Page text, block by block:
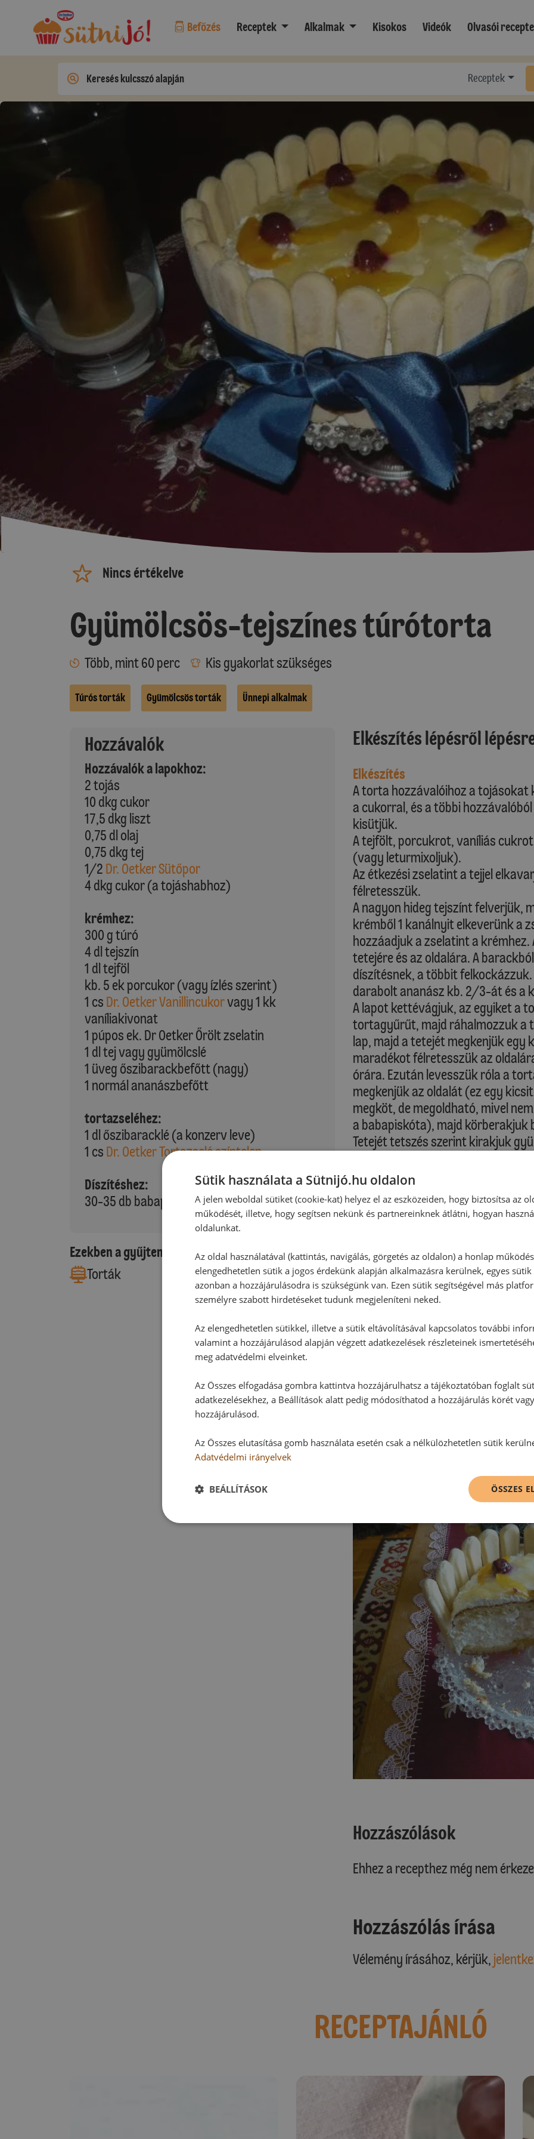
Befőzés Receptek Alkalmak Kisokos Videók Olvasói
Receptek
Nincs értékelve
Gyümölcsös-tejszínes túrótorta
Több, mint 60 perc Kis gyakorlat szükséges
Túrós torták Gyümölcsös torták Ünnepi alkalmak
Hozzávalók
Hozzávalók a lapokhoz:
2 tojás
10 dkg cukor
17,5 dkg liszt
0,75 dl olaj
0,75 dkg tej
1/2 Dr. Oetker Sütőpor
4 dkg cukor (a tojáshabhoz)
krémhez:
300 g túró
4 dl tejszín
1 dl tejföl
kb. 5 ek porcukor (vagy ízlés szerint)
1 cs Dr. Oetker Vanillincukorvagy 1 kk
vaníliakivonat
1 púpos ek. Dr Oetker Őrölt zselatin
1 dl tej vagy gyümölcslé
1 üveg őszibarackbefőtt (nagy)
1 normál ananászbefőtt
tortazseléhez:
1 dl őszibaracklé (a konzerv leve)
1 cs Dr. Oetker Tortazselé színtelen
Díszítéshez:
30-35 db babapiskóta
Ezekben a gyűjteményekben található:
Torták
Elkészítés lépésről
Elkészítés
A torta hozzávalóihoz a
a cukorral, és a többi
kisütjük.
A tejfölt, porcukrot, vaníliás
(vagy leturmixoljuk).
Az étkezési zselatint a tejjel
félretesszük.
A nagyon hideg tejszínt felverjük,
krémből 1 kanálnyit elkeverünk a
hozzáadjuk a zselatint a
tetejére és az oldalára. A
díszítésnek, a többit
darabolt ananász kb. 2/3-át és a
A lapot kettévágjuk, az egyiket a
tortagyűrűt, majd ráhalmozzuk a
lap, majd a tetejét megkenjük egy
maradékot félretesszük az
órára. Ezután levesszük róla a
megkenjük az oldalát (ez egy
megköt, de megoldható, mivel
a babapiskóta), majd körberakjuk
Tetejét tetszés szerint kirakjuk
tortazselét (én a barackélben
Megvárjuk, hogy ez is
Hozzászólások
Ehhez a recepthez még nem
Hozzászólás írása
Vélemény írásához, kérjük,
RECEPTAJÁNLÓ
Sütik használata a Sütnijó.hu oldalon
A jelen weboldal sütiket (cookie-kat) helyez el az eszközeiden, hogy biztosítsa az
működését, illetve, hogy segítsen nekünk és partnereinknek átlátni, hogyan
oldalunkat.
Az oldal használatával (kattintás, navigálás, görgetés az oldalon) a honlap
elengedhetetlen sütik a jogos érdekünk alapján alkalmazásra kerülnek, egyes
azonban a hozzájárulásodra is szükségünk van. Ezen sütik segítségével más
személyre szabott hirdetéseket tudunk megjeleníteni neked.
Az elengedhetetlen sütikkel, illetve a sütik eltávolításával kapcsolatos további
valamint a hozzájárulásod alapján végzett adatkezelések részleteinek
meg adatvédelmi elveinket.
Az Összes elfogadása gombra kattintva hozzájárulhatsz a tájékoztatóban foglalt
adatkezelésekhez, a Beállítások alatt pedig módosíthatod a hozzájárulás körét
hozzájárulásod.
Az Összes elutasítása gomb használata esetén csak a nélkülözhetetlen sütik
Adatvédelmi irányelvek
ÖSSZES
BEÁLLÍTÁSOK